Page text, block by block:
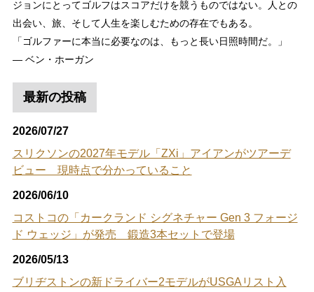
ジョンにとってゴルフはスコアだけを競うものではない。人との
出会い、旅、そして人生を楽しむための存在でもある。
「ゴルファーに本当に必要なのは、もっと長い日照時間だ。」
― ベン・ホーガン
最新の投稿
2026/07/27
スリクソンの2027年モデル「ZXi」アイアンがツアーデ
ビュー 現時点で分かっていること
2026/06/10
コストコの「カークランド シグネチャー Gen 3 フォージ
ド ウェッジ」が発売 鍛造3本セットで登場
2026/05/13
ブリヂストンの新ドライバー2モデルがUSGAリスト入